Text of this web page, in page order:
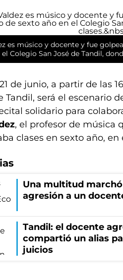
es músico y docente y fue
Colegio San José de Tandil,
de junio, a partir de las
Tandil, será el escenario
solidario para
, el profesor de música
clases en sexto año, en
Una multitud
agresión a un
Tandil: el docente
compartió un alias
juicios